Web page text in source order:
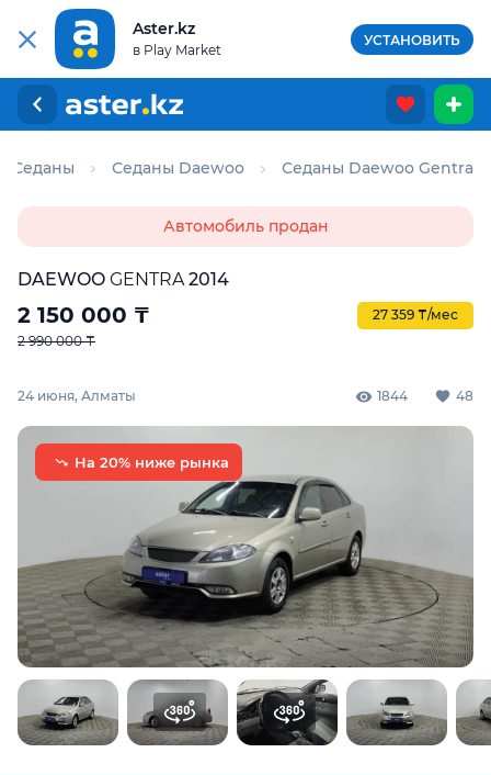
Aster.kz
в Play Market
УСТАНОВИТЬ
Седаны Седаны Daewoo Седаны Daewoo Gentra
Автомобиль продан
DAEWOO GENTRA2014
2 150 000 ₸
27 359 ₸/мес
2 990 000 ₸
24 июня, Алматы 1844 48
На 20% ниже рынка
Для этого авто доступен отчёт Aster Check
Предоставим подробную информацию об автомобиле:
техническое состояние, пробег, история осмотров,
юридическая проверка по базам РК и РФ
Купить отчёт за 1000₸